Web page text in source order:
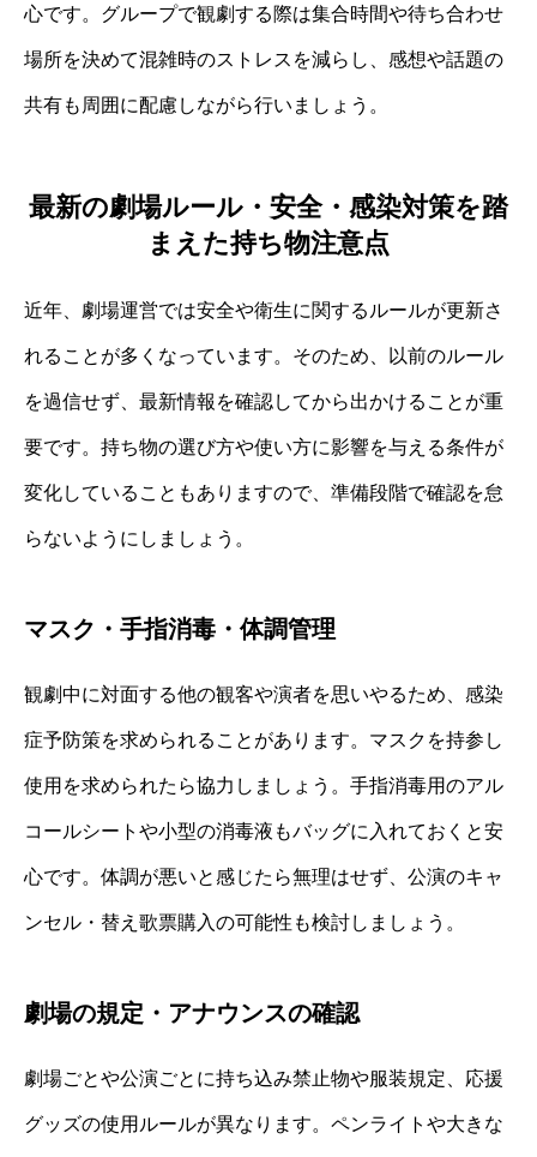
心です。グループで観劇する際は集合時間や待ち合わせ
場所を決めて混雑時のストレスを減らし、感想や話題の
共有も周囲に配慮しながら行いましょう。
最新の劇場ルール・安全・感染対策を踏
まえた持ち物注意点
近年、劇場運営では安全や衛生に関するルールが更新さ
れることが多くなっています。そのため、以前のルール
を過信せず、最新情報を確認してから出かけることが重
要です。持ち物の選び方や使い方に影響を与える条件が
変化していることもありますので、準備段階で確認を怠
らないようにしましょう。
マスク・手指消毒・体調管理
観劇中に対面する他の観客や演者を思いやるため、感染
症予防策を求められることがあります。マスクを持参し
使用を求められたら協力しましょう。手指消毒用のアル
コールシートや小型の消毒液もバッグに入れておくと安
心です。体調が悪いと感じたら無理はせず、公演のキャ
ンセル・替え歌票購入の可能性も検討しましょう。
劇場の規定・アナウンスの確認
劇場ごとや公演ごとに持ち込み禁止物や服装規定、応援
グッズの使用ルールが異なります。ペンライトや大きな